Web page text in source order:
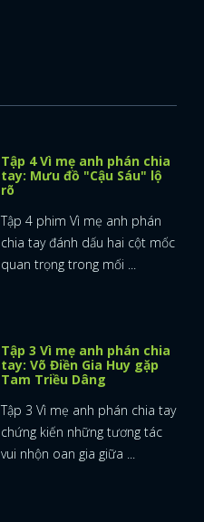
Tập 4 Vì mẹ anh phán chia
tay: Mưu đồ "Cậu Sáu" lộ
rõ
Tập 4 phim Vì mẹ anh phán
chia tay đánh dấu hai cột mốc
quan trọng trong mối ...
Tập 3 Vì mẹ anh phán chia
tay: Võ Điền Gia Huy gặp
Tam Triều Dâng
Tập 3 Vì mẹ anh phán chia tay
chứng kiến những tương tác
vui nhộn oan gia giữa ...